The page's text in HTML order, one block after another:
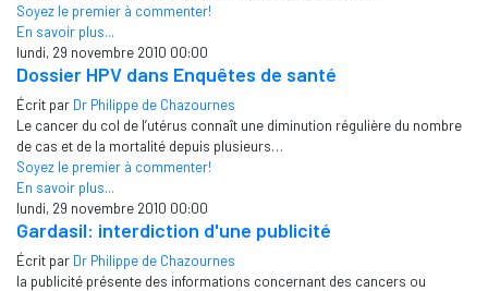
Soyez le premier à commenter!
En savoir plus...
lundi, 29 novembre 2010 00:00
Dossier HPV dans Enquêtes de santé
Écrit par Dr Philippe de Chazournes
Le cancer du col de l’utérus connaît une diminution régulière du nombre
de cas et de la mortalité depuis plusieurs…
Soyez le premier à commenter!
En savoir plus...
lundi, 29 novembre 2010 00:00
Gardasil: interdiction d'une publicité
Écrit par Dr Philippe de Chazournes
la publicité présente des informations concernant des cancers ou